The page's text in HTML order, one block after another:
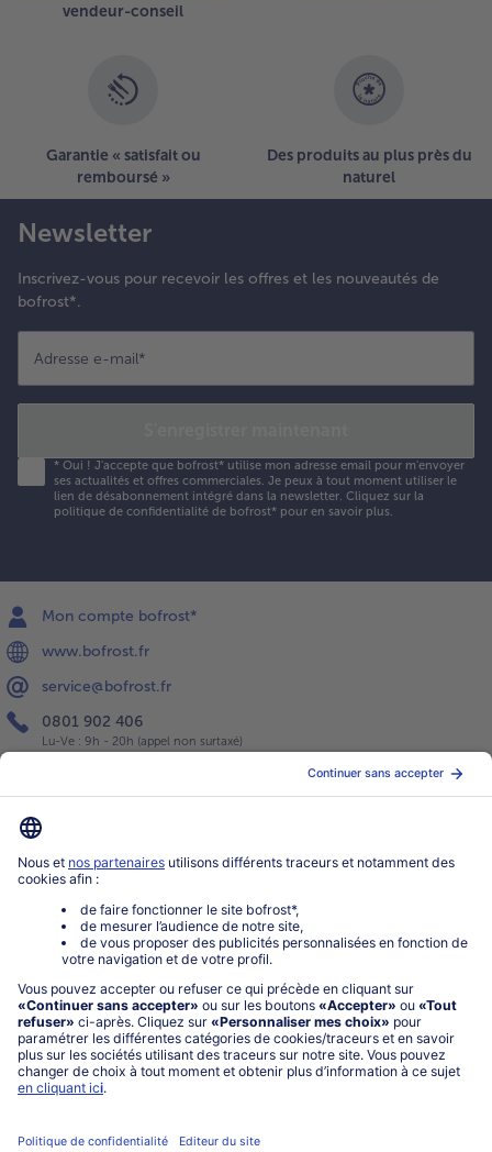
vendeur-conseil
Garantie « satisfait ou
remboursé »
Des produits au plus près du
naturel
Newsletter
Inscrivez-vous pour recevoir les offres et les nouveautés de
bofrost*.
Adresse e-mail*
* Oui ! J'accepte que bofrost* utilise mon adresse email pour m'envoyer
ses actualités et offres commerciales. Je peux à tout moment utiliser le
lien de désabonnement intégré dans la newsletter. Cliquez sur la
politique de confidentialité de bofrost* pour en savoir plus.
Mon compte bofrost*
www.bofrost.fr
service@bofrost.fr
0801 902 406
Lu-Ve : 9h - 20h (appel non surtaxé)
Service
À propos de bofrost*